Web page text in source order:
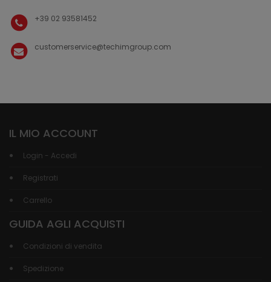
+39 02 93581452
customerservice@techimgroup.com
IL MIO ACCOUNT
Login - Accedi
Registrati
Carrello
GUIDA AGLI ACQUISTI
Condizioni di vendita
Spedizione